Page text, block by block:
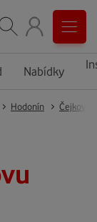
Nabídky
Hodonín Čejkovice